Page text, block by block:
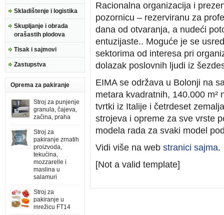
Skladištenje i logistika
Skupljanje i obrada
orašastih plodova
Tisak i sajmovi
Zastupstva
Oprema za pakiranje
Stroj za punjenje
granula, čajeva,
začina, praha
Stroj za
pakiranje zrnatih
proizvoda,
tekućina,
mozzarelle i
maslina u
salamuri
Stroj za
pakiranje u
mrežicu FT14
Racionalna organizacija i
pozornicu – rezerviranu za
dana od otvaranja, a nudeći
entuzijaste.. Moguće je se
sektorima od interesa pri
dolazak poslovnih ljudi iz
EIMA se održava u Bolonji na
metara kvadratnih, 140.000
tvrtki iz Italije i četrdeset
strojeva i opreme za sve vrste
modela rada za svaki model
Vidi više na web stranici sajma.
[Not a valid template]